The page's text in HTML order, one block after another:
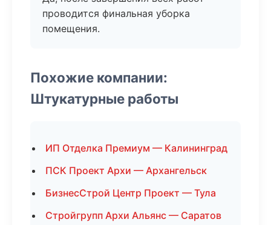
проводится финальная уборка
помещения.
Похожие компании:
Штукатурные работы
ИП Отделка Премиум — Калининград
ПСК Проект Архи — Архангельск
БизнесСтрой Центр Проект — Тула
Стройгрупп Архи Альянс — Саратов